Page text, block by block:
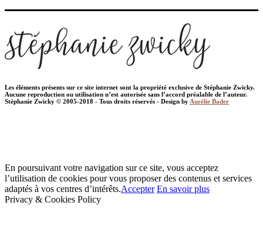
Les éléments présents sur ce site internet sont la propriété exclusive de Stéphanie Zwicky.
Aucune reproduction ou utilisation n’est autorisée sans l’accord préalable de l’auteur.
Stéphanie Zwicky © 2005-2018 - Tous droits réservés - Design by Aurélie Bader
En poursuivant votre navigation sur ce site, vous acceptez
l’utilisation de cookies pour vous proposer des contenus et services
adaptés à vos centres d’intérêts.Accepter En savoir plus
Privacy & Cookies Policy